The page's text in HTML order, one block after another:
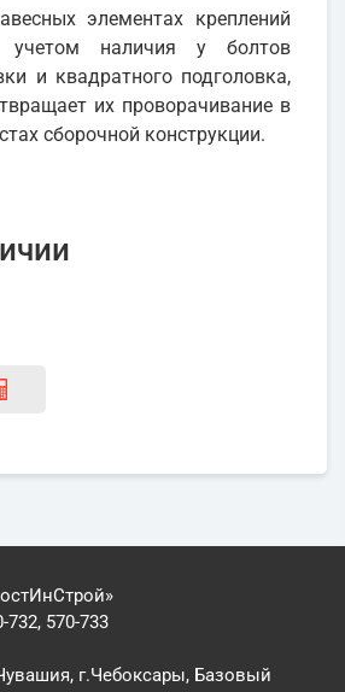
элементах креплений
наличия у болтов
и квадратного подголовка,
их проворачивание в
сборочной конструкции.
732, 570-733
г.Чебоксары, Базовый